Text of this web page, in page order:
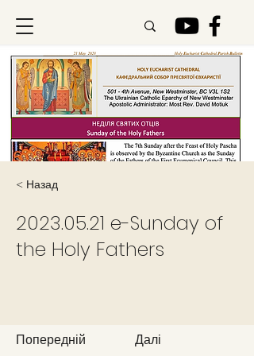
< Назад
2023.05.21 e-Sunday of
the Holy Fathers
Попередній Далі